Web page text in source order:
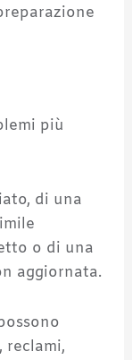
più
di una
o di una
aggiornata.
reclami,